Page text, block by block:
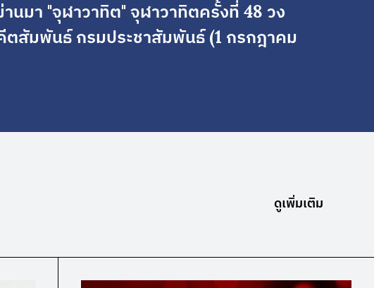
นมา "จุฬาวาทิต" จุฬาวาทิตครั้งที่ 48 วง
สัมพันธ์ กรมประชาสัมพันธ์ (1 กรกฎาคม
ดูเพิ่มเติม